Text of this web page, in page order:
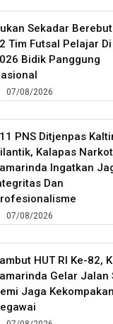
Sekadar
Tim Futsal Pelajar Di
Bidik Panggung
07/08/2026
PNS Ditjenpas
Kalapas
Ingatkan
Dan
07/08/2026
HUT RI Ke-82,
Gelar Jalan
Jaga Kekompakan